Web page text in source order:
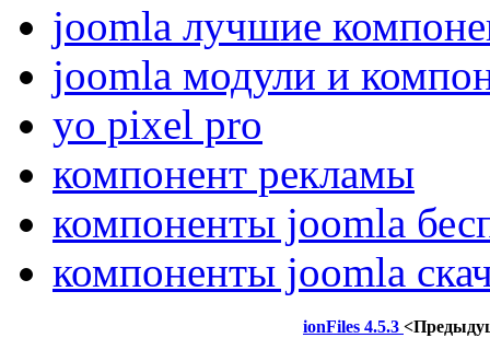
joomla лучшие
joomla модули и
yo pixel pro
компонент рекламы
компоненты joomla
компоненты joomla
ionFiles 4.5.3